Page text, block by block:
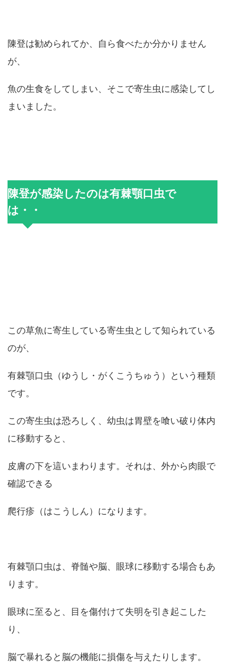
陳登は勧められてか、自ら食べたか分かりません
が、
魚の生食をしてしまい、そこで寄生虫に感染してし
まいました。
陳登が感染したのは有棘顎口虫で
は・・
この草魚に寄生している寄生虫として知られている
のが、
有棘顎口虫（ゆうし・がくこうちゅう）という種類
です。
この寄生虫は恐ろしく、幼虫は胃壁を喰い破り体内
に移動すると、
皮膚の下を這いまわります。それは、外から肉眼で
確認できる
爬行疹（はこうしん）になります。
有棘顎口虫は、脊髄や脳、眼球に移動する場合もあ
ります。
眼球に至ると、目を傷付けて失明を引き起こした
り、
脳で暴れると脳の機能に損傷を与えたりします。